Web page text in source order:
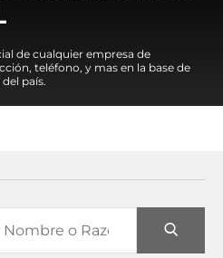
de cualquier empresa de
teléfono, y mas en la base de
país.